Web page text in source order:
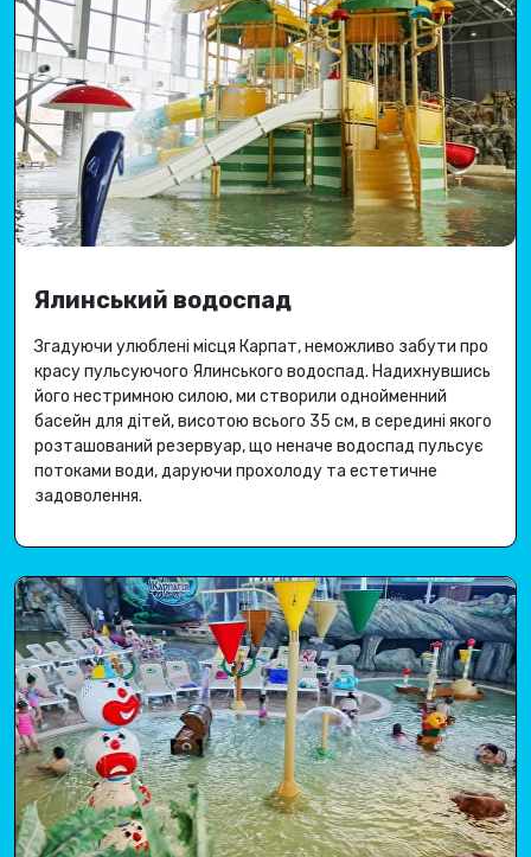
Ялинський водоспад
Згадуючи улюблені місця Карпат, неможливо забути про
красу пульсуючого Ялинського водоспад. Надихнувшись
його нестримною силою, ми створили однойменний
басейн для дітей, висотою всього 35 см, в середині якого
розташований резервуар, що неначе водоспад пульсує
потоками води, даруючи прохолоду та естетичне
задоволення.